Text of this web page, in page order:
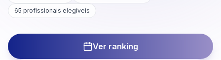
65 profissionais elegíveis
Ver ranking